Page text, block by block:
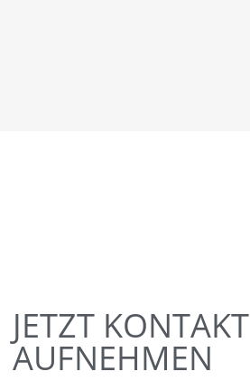
JETZT KONTAKT
AUFNEHMEN